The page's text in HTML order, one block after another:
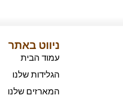
ניווט באתר
עמוד הבית
הגלידות שלנו
המארזים שלנו